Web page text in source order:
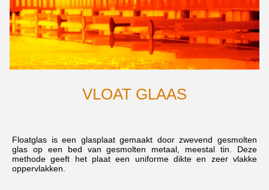
VLOAT GLAAS
Floatglas is een glasplaat gemaakt door zwevend gesmolten
glas op een bed van gesmolten metaal, meestal tin. Deze
methode geeft het plaat een uniforme dikte en zeer vlakke
oppervlakken.